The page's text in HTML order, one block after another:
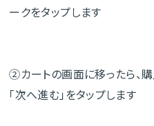
ークをタップします
②カートの画面に移ったら、
「次へ進む」をタップします